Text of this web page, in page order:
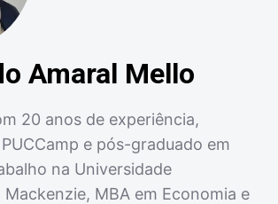
Amaral Mello
20 anos de experiência,
e pós-graduado em
na Universidade
Mackenzie, MBA em Economia e